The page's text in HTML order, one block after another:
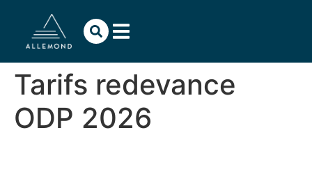
Tarifs redevance
ODP 2026